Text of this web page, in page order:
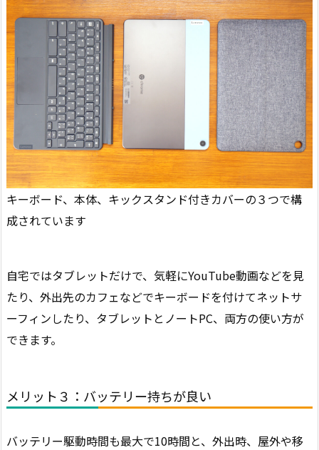
キーボード、本体、キックスタンド付きカバーの３つで構
成されています
自宅ではタブレットだけで、気軽にYouTube動画などを見
たり、外出先のカフェなどでキーボードを付けてネットサ
ーフィンしたり、タブレットとノートPC、両方の使い方が
できます。
メリット３：バッテリー持ちが良い
バッテリー駆動時間も最大で10時間と、外出時、屋外や移